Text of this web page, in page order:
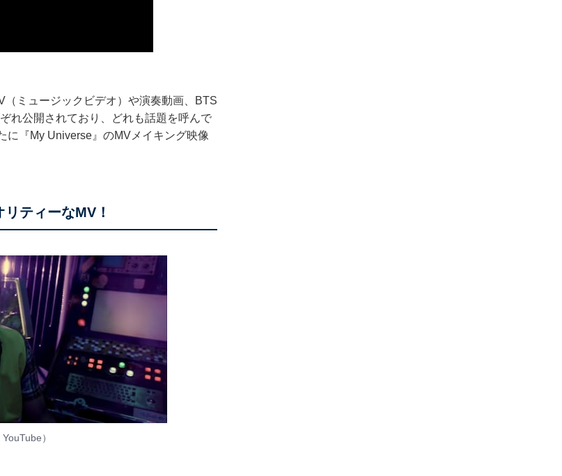
ミュージックビデオ）や演奏動画、BTS
れ公開されており、どれも話題を呼んで
に『My Universe』のMVメイキング映像
ティーなMV！
YouTube）